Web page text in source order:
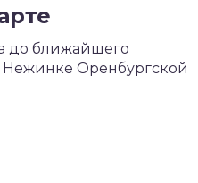
до ближайшего
Нежинке Оренбургской